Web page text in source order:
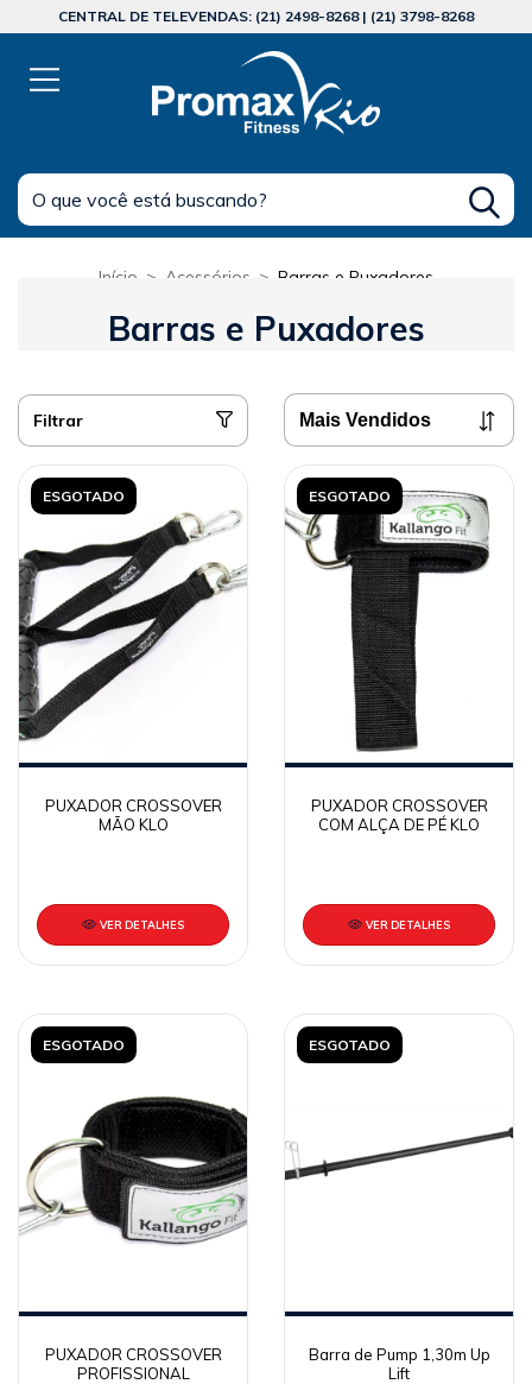
CENTRAL DE TELEVENDAS: (21) 2498-8268 | (21) 3798-8268
Início > Acessórios > Barras e Puxadores
Barras e Puxadores
Filtrar
ESGOTADO
PUXADOR CROSSOVER
MÃO KLO
VER DETALHES
ESGOTADO
PUXADOR CROSSOVER
COM ALÇA DE PÉ KLO
VER DETALHES
ESGOTADO
PUXADOR CROSSOVER
PROFISSIONAL
ESGOTADO
Barra de Pump 1,30m Up
Lift